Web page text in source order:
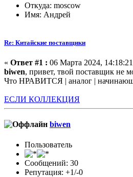
Откуда: moscow
Имя: Андрей
Re: Китайские поставщики
« Ответ #1 : 06 Марта 2024,
biwen, привет, твой поставщик не
Что НРАВИТСЯ | аналог |
ЕСЛИ КОЛЛЕКЦИЯ
biwen
Пользователь
Сообщений: 30
Репутация: +1/-0